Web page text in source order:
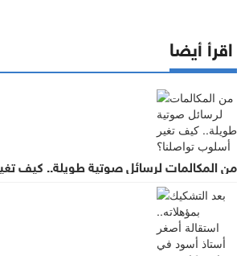
اقرأ أيضا
من المكالمات لرسائل صوتية طويلة.. كيف